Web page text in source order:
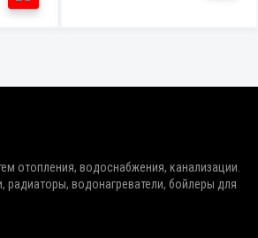
отопления, водоснабжения, канализации.
радиаторы, водонагреватели, бойлеры для